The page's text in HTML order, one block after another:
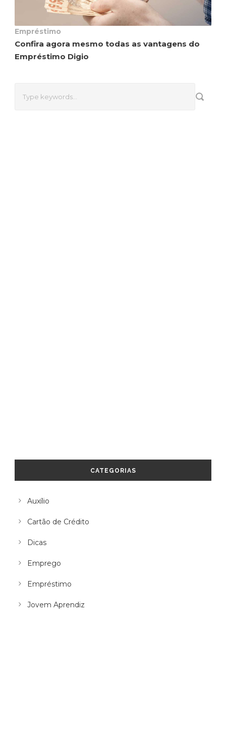
Empréstimo
Confira agora mesmo todas as vantagens do
Empréstimo Digio
CATEGORIAS
Auxílio
Cartão de Crédito
Dicas
Emprego
Empréstimo
Jovem Aprendiz